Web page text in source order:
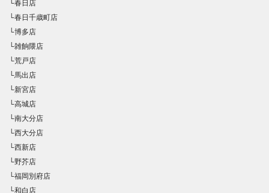
└春日店
└春日千歳町店
└博多店
└雑餉隈店
└荒戸店
└馬出店
└新宮店
└高城店
└南大分店
└西大分店
└西新店
└野芥店
└福岡別府店
└和白店